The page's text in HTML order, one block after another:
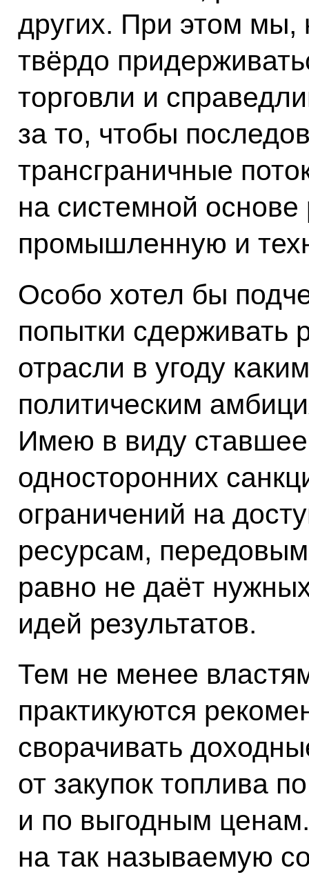
других. При этом мы,
твёрдо
торговли и
за то, чтобы
трансграничные
на системной
промышленную и
Особо хотел бы
попытки сдерживать
отрасли в угоду
политическим
Имею в виду
односторонних
ограничений на
ресурсам,
равно не даёт
идей результатов.
Тем не менее
практикуются
сворачивать
от закупок топлива
и по выгодным
на так называемую